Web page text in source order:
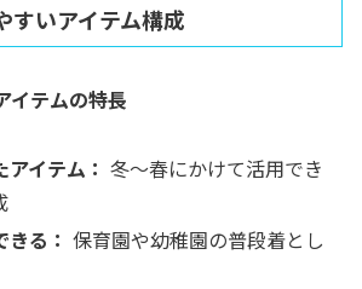
すいアイテム構成
イテムの特長
イテム： 冬〜春にかけて活用でき
る： 保育園や幼稚園の普段着とし